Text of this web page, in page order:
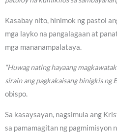
Kasabay nito, hinimok ng pastol
mga layko na pangalagaan at
mga mananampalataya.
“Huwag nating hayaang
sirain ang pagkakaisang binigkis ng
obispo.
Sa kasaysayan, nagsimula ang
sa pamamagitan ng pagmimisyon